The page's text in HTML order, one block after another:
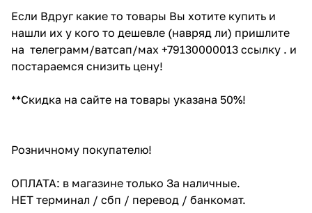
Если Вдруг какие то товары Вы хотите купить и
нашли их у кого то дешевле (навряд ли) пришлите
на телеграмм/ватсап/мах +79130000013 ссылку . и
постараемся снизить цену!
**Скидка на сайте на товары указана 50%!
Розничному покупателю!
ОПЛАТА: в магазине только За наличные.
НЕТ терминал / сбп / перевод / банкомат.